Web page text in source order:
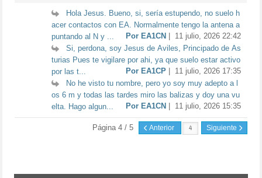
Hola Jesus. Bueno, si, sería estupendo, no suelo h
acer contactos con EA. Normalmente tengo la antena a
puntando al N y ...
Por EA1CN
| 11 julio, 2026 22:42
Si, perdona, soy Jesus de Aviles, Principado de As
turias Pues te vigilare por ahi, ya que suelo estar activo
por las t...
Por EA1CP | 11 julio, 2026 17:35
No he visto tu nombre, pero yo soy muy adepto a l
os 6 m y todas las tardes miro las balizas y doy una vu
elta. Hago algun...
Por EA1CN | 11 julio, 2026 15:35
Página 4 / 5 Anterior Siguiente